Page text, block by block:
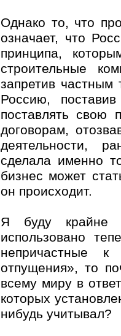
Однако то, что
означает, что
принципа,
строительные
запретив частным
Россию,
поставлять свою
договорам,
деятельности,
сделала именно
бизнес может
он происходит.
Я буду крайне
использовано
непричастные к
отпущения», то
всему миру в
которых
нибудь учитывал?